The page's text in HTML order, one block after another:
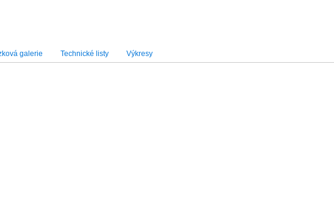
galerie Technické listy Výkresy